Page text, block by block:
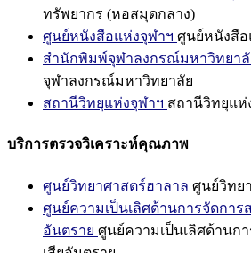
ทรัพยากร (หอสมุดกลาง)
ศูนย์หนังสือแห่งจุฬาฯ ศูนย์หนังสือ
สำนักพิมพ์จุฬาลงกรณ์มหาวิทยาลั
จุฬาลงกรณ์มหาวิทยาลัย
สถานีวิทยุแห่งจุฬาฯ สถานีวิทยุแห่
บริการตรวจวิเคราะห์คุณภาพ
ศูนย์วิทยาศาสตร์ฮาลาล ศูนย์วิทย
ศูนย์ความเป็นเลิศด้านการจัดการ
อันตราย ศูนย์ความเป็นเลิศด้านก